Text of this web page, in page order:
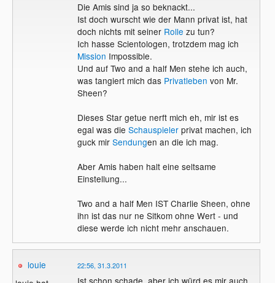
Die Amis sind ja so beknackt...
Ist doch wurscht wie der Mann privat ist, hat
doch nichts mit seiner Rolle zu tun?
Ich hasse Scientologen, trotzdem mag ich
Mission Impossible.
Und auf Two and a half Men stehe ich auch,
was tangiert mich das Privatleben von Mr.
Sheen?
Dieses Star getue nerft mich eh, mir ist es
egal was die Schauspielerprivat machen, ich
guck mir Sendungen an die ich mag.
Aber Amis haben halt eine seltsame
Einstellung...
Two and a half Men IST Charlie Sheen, ohne
ihn ist das nur ne Sitkom ohne Wert - und
diese werde ich nicht mehr anschauen.
louie
22:56, 31.3.2011